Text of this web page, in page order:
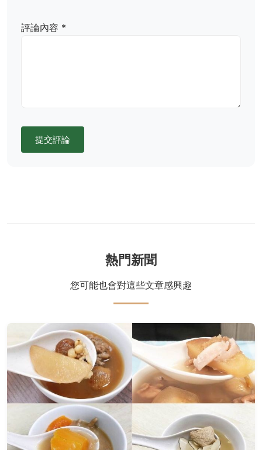
評論內容 *
提交評論
熱門新聞
您可能也會對這些文章感興趣